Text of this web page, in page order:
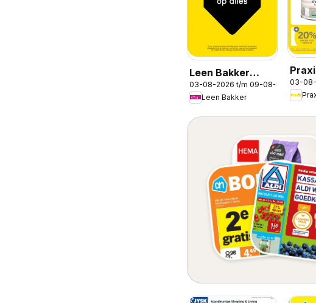
Leen Bakker
folder
03-08-2026 t/m 09-08-2026
Leen Bakker
03-